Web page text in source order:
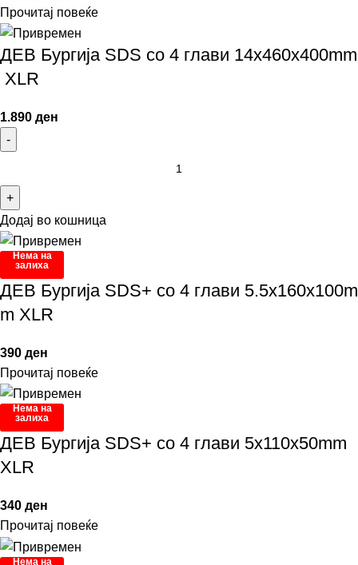
Прочитај повеќе
ДЕВ Бургија SDS со 4 глави 14x460x400mm
XLR
1.890 ден
Додај во кошница
Нема на
залиха
ДЕВ Бургија SDS+ со 4 глави 5.5x160x100m
m XLR
390 ден
Прочитај повеќе
Нема на
залиха
ДЕВ Бургија SDS+ со 4 глави 5x110x50mm
XLR
340 ден
Прочитај повеќе
Нема на